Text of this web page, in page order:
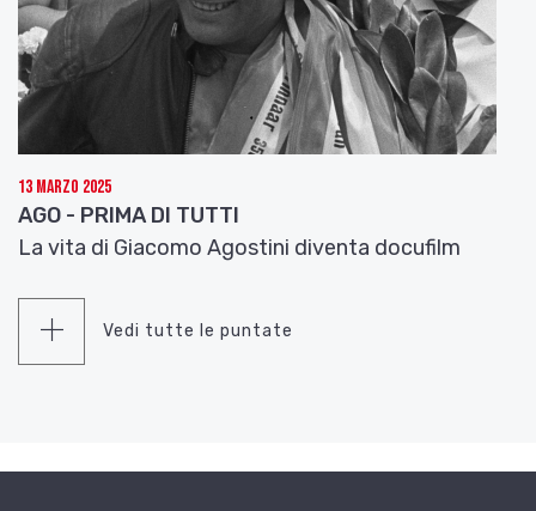
13 Marzo 2025
AGO - PRIMA DI TUTTI
La vita di Giacomo Agostini diventa docufilm
Vedi tutte le puntate